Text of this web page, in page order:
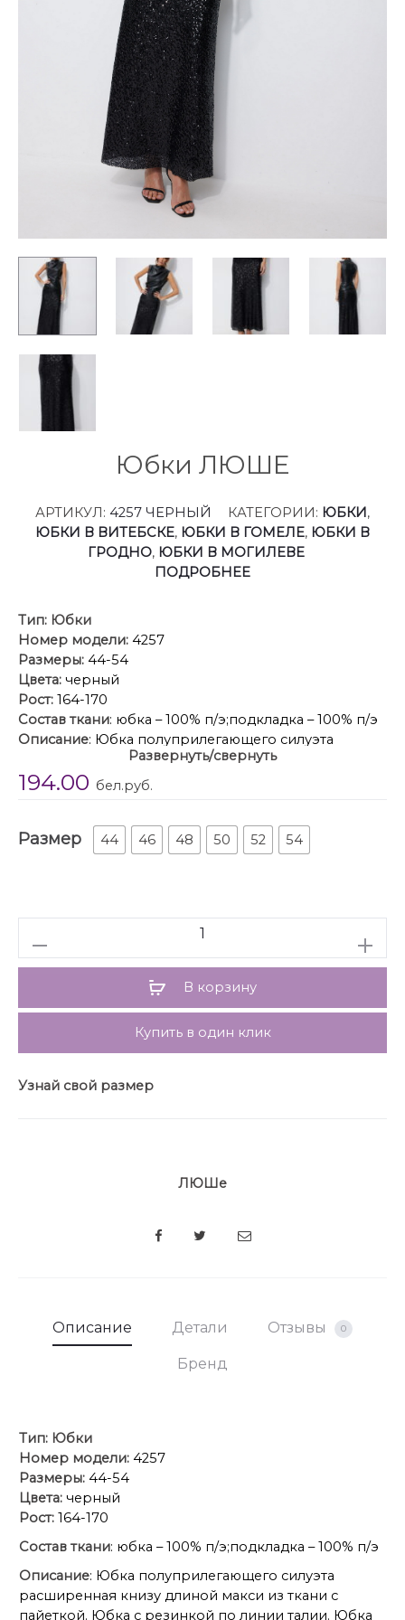
Юбки ЛЮШЕ
АРТИКУЛ: 4257 ЧЕРНЫЙ КАТЕГОРИИ: ЮБКИ,
ЮБКИ В ВИТЕБСКЕ, ЮБКИ В ГОМЕЛЕ, ЮБКИ В
ГРОДНО, ЮБКИ В МОГИЛЕВЕ
ПОДРОБНЕЕ
Тип: Юбки
Номер модели: 4257
Размеры: 44-54
Цвета: черный
Рост: 164-170
Состав ткани: юбка – 100% п/э;подкладка – 100% п/э
Описание: Юбка полуприлегающего силуэта
расширенная книзу длиной макси из ткани с
пайеткой. Юбка с резинкой по линии талии. Юбка
Развернуть/свернуть
194.00 бел.руб.
Размер 44 46 48 50 52 54
В корзину
Купить в один клик
Узнай свой размер
ЛЮШе
SHARE
Описание Детали Отзывы 0
Бренд
Тип: Юбки
Номер модели: 4257
Размеры: 44-54
Цвета: черный
Рост: 164-170
Состав ткани: юбка – 100% п/э;подкладка – 100% п/э
Описание: Юбка полуприлегающего силуэта
расширенная книзу длиной макси из ткани с
пайеткой. Юбка с резинкой по линии талии. Юбка